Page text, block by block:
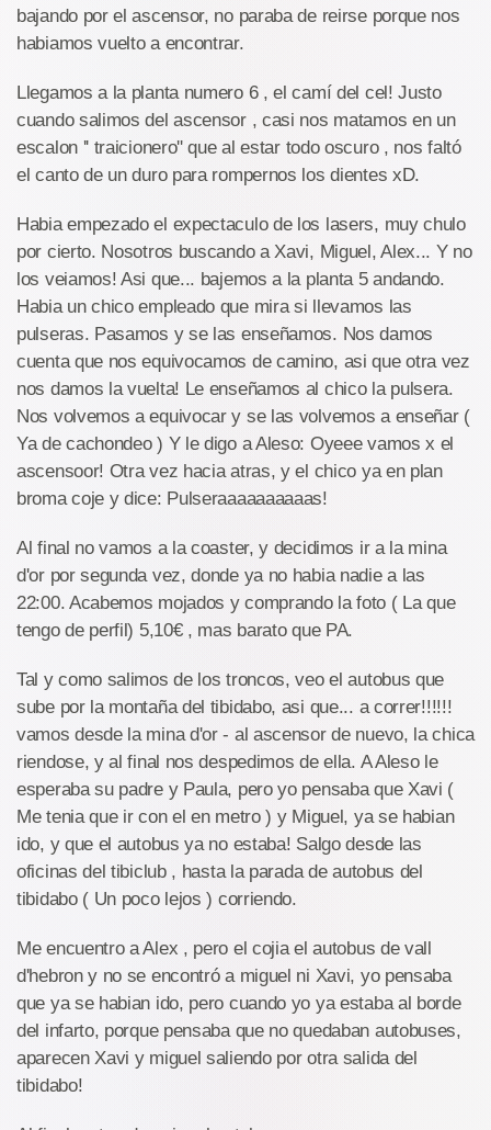
bajando por el ascensor, no paraba de reirse porque nos
habiamos vuelto a encontrar.
Llegamos a la planta numero 6 , el camí del cel! Justo
cuando salimos del ascensor , casi nos matamos en un
escalon '' traicionero'' que al estar todo oscuro , nos faltó
el canto de un duro para rompernos los dientes xD.
Habia empezado el expectaculo de los lasers, muy chulo
por cierto. Nosotros buscando a Xavi, Miguel, Alex... Y no
los veiamos! Asi que... bajemos a la planta 5 andando.
Habia un chico empleado que mira si llevamos las
pulseras. Pasamos y se las enseñamos. Nos damos
cuenta que nos equivocamos de camino, asi que otra vez
nos damos la vuelta! Le enseñamos al chico la pulsera.
Nos volvemos a equivocar y se las volvemos a enseñar (
Ya de cachondeo ) Y le digo a Aleso: Oyeee vamos x el
ascensoor! Otra vez hacia atras, y el chico ya en plan
broma coje y dice: Pulseraaaaaaaaaas!
Al final no vamos a la coaster, y decidimos ir a la mina
d'or por segunda vez, donde ya no habia nadie a las
22:00. Acabemos mojados y comprando la foto ( La que
tengo de perfil) 5,10€ , mas barato que PA.
Tal y como salimos de los troncos, veo el autobus que
sube por la montaña del tibidabo, asi que... a correr!!!!!!
vamos desde la mina d'or - al ascensor de nuevo, la chica
riendose, y al final nos despedimos de ella. A Aleso le
esperaba su padre y Paula, pero yo pensaba que Xavi (
Me tenia que ir con el en metro ) y Miguel, ya se habian
ido, y que el autobus ya no estaba! Salgo desde las
oficinas del tibiclub , hasta la parada de autobus del
tibidabo ( Un poco lejos ) corriendo.
Me encuentro a Alex , pero el cojia el autobus de vall
d'hebron y no se encontró a miguel ni Xavi, yo pensaba
que ya se habian ido, pero cuando yo ya estaba al borde
del infarto, porque pensaba que no quedaban autobuses,
aparecen Xavi y miguel saliendo por otra salida del
tibidabo!